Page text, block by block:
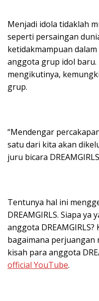
Menjadi idola tidaklah
seperti persaingan
ketidakmampuan
anggota grup idol baru.
mengikutinya,
grup.
“Mendengar
satu dari kita akan
juru bicara
Tentunya hal ini
DREAMGIRLS. Siapa
anggota
bagaimana perjuangan
kisah para anggota
official YouTube.